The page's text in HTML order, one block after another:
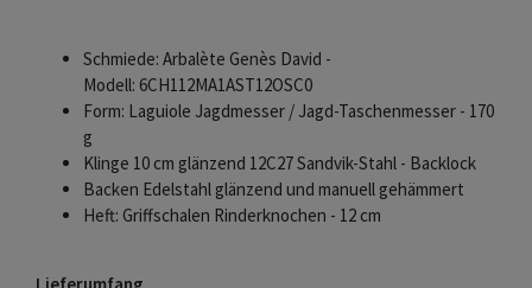
Schmiede: Arbalète Genès David -
Modell: 6CH112MA1AST12OSC0
Form: Laguiole Jagdmesser / Jagd-Taschenmesser - 170
g
Klinge 10 cm glänzend 12C27 Sandvik-Stahl - Backlock
Backen Edelstahl glänzend und manuell gehämmert
Heft: Griffschalen Rinderknochen - 12 cm